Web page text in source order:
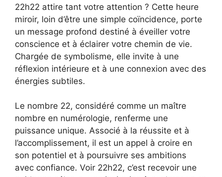
22h22 attire tant votre attention ? Cette heure
miroir, loin d’être une simple coïncidence, porte
un message profond destiné à éveiller votre
conscience et à éclairer votre chemin de vie.
Chargée de symbolisme, elle invite à une
réflexion intérieure et à une connexion avec des
énergies subtiles.
Le nombre 22, considéré comme un maître
nombre en numérologie, renferme une
puissance unique. Associé à la réussite et à
l’accomplissement, il est un appel à croire en
son potentiel et à poursuivre ses ambitions
avec confiance. Voir 22h22, c’est recevoir une